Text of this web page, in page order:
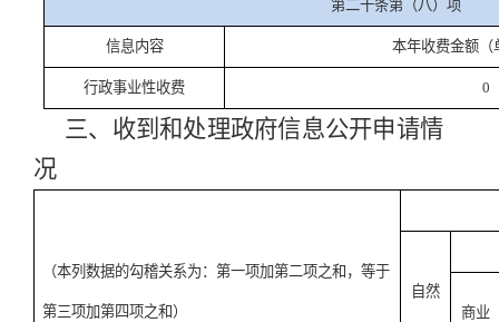
第二十条第（八）项
信息内容 本年收费金额（
行政事业性收费 0
三、收到和处理政府信息公开申请情
况
（本列数据的勾稽关系为：第一项加第二项之和，等于
第三项加第四项之和）
自然
商业